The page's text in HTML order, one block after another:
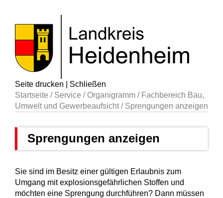
Seite drucken
Schließen
Startseite / Service /Organigramm / Fachbereich Bau,
Umwelt und Gewerbeaufsicht/ Sprengungen anzeigen
Sprengungen anzeigen
Sie sind im Besitz einer gültigen Erlaubnis zum
Umgang mit explosionsgefährlichen Stoffen und
möchten eine Sprengung durchführen? Dann müssen